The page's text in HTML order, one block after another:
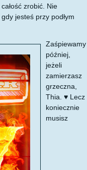
zrobić. Nie
jesteś przy podłym
Zaśpiewamy
później,
jeżeli
zamierzasz
grzeczna,
Thia. ♥ Lecz
koniecznie
musisz